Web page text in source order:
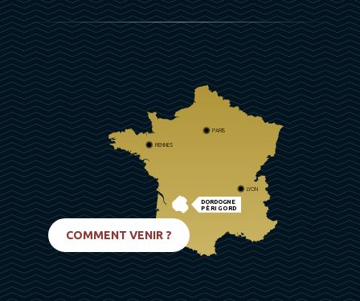
DORDOGNE
PÉRIGORD
PARIS
RENNES
LYON
COMMENT VENIR ?